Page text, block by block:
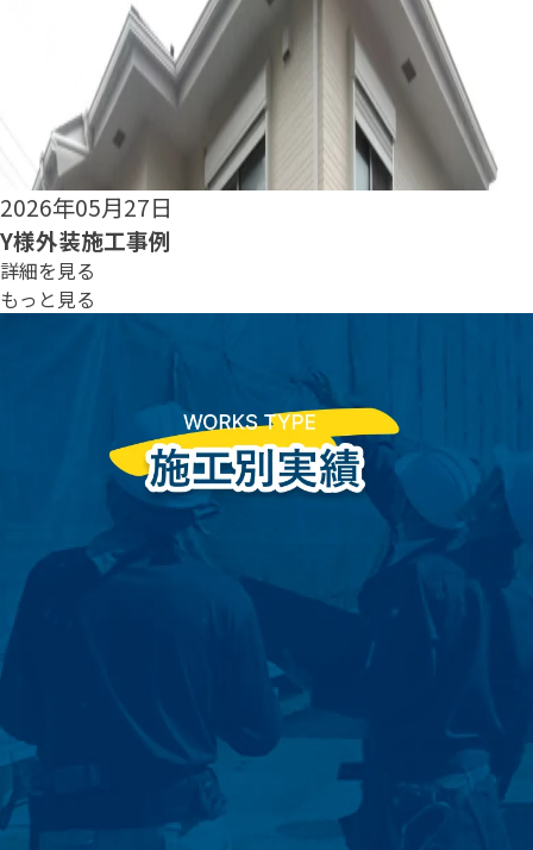
2026年05月25日
S様外装施工事例
詳細を見る
もっと見る